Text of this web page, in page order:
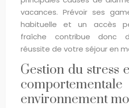
vacances. Prévoir ses
habituelle et un accès
fraîche contribue donc
réussite de votre séjour en
Gestion du stress
environnement